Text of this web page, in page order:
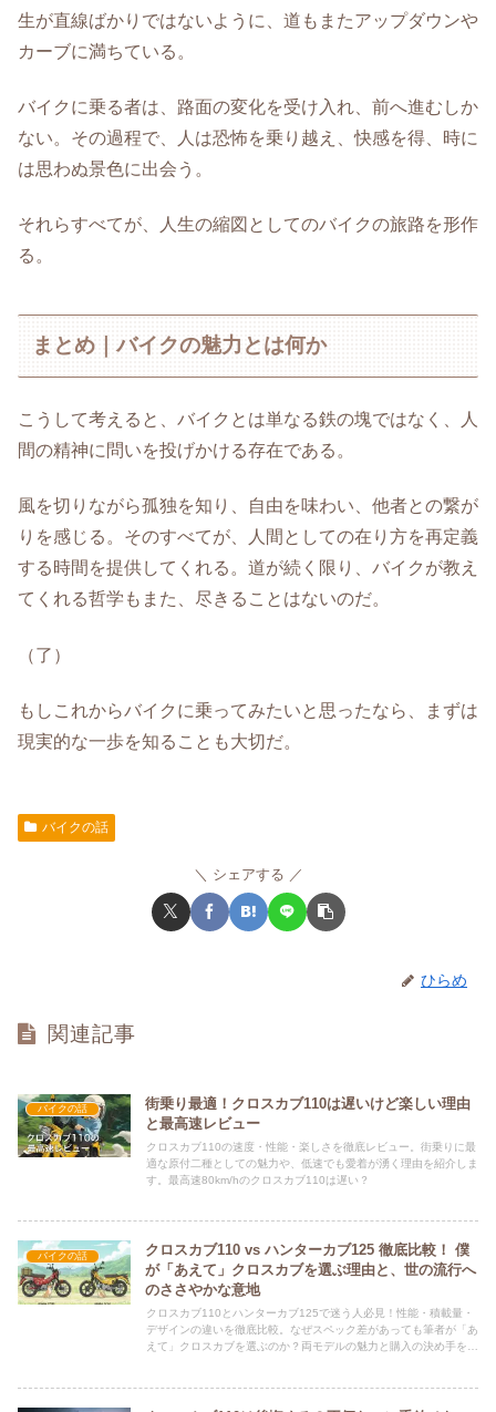
生が直線ばかりではないように、道もまたアップダウンや
カーブに満ちている。
バイクに乗る者は、路面の変化を受け入れ、前へ進むしか
ない。その過程で、人は恐怖を乗り越え、快感を得、時に
は思わぬ景色に出会う。
それらすべてが、人生の縮図としてのバイクの旅路を形作
る。
まとめ｜バイクの魅力とは何か
こうして考えると、バイクとは単なる鉄の塊ではなく、人
間の精神に問いを投げかける存在である。
風を切りながら孤独を知り、自由を味わい、他者との繋が
りを感じる。そのすべてが、人間としての在り方を再定義
する時間を提供してくれる。道が続く限り、バイクが教え
てくれる哲学もまた、尽きることはないのだ。
（了）
もしこれからバイクに乗ってみたいと思ったなら、まずは
現実的な一歩を知ることも大切だ。
バイクの話
シェアする
ひらめ
関連記事
バイクの話
街乗り最適！クロスカブ110は遅いけど楽しい理由
と最高速レビュー
クロスカブ110の速度・性能・楽しさを徹底レビュー。街乗りに最
適な原付二種としての魅力や、低速でも愛着が湧く理由を紹介しま
す。最高速80km/hのクロスカブ110は遅い？
バイクの話
クロスカブ110 vs ハンターカブ125 徹底比較！ 僕
が「あえて」クロスカブを選ぶ理由と、世の流行へ
のささやかな意地
クロスカブ110とハンターカブ125で迷う人必見！性能・積載量・
デザインの違いを徹底比較。なぜスペック差があっても筆者が「あ
えて」クロスカブを選ぶのか？両モデルの魅力と購入の決め手を本